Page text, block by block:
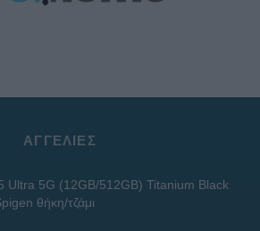
ΑΓΓΕΛΊΕΣ
Ultra 5G (12GB/512GB) Titanium Black
θήκη/τζάμι